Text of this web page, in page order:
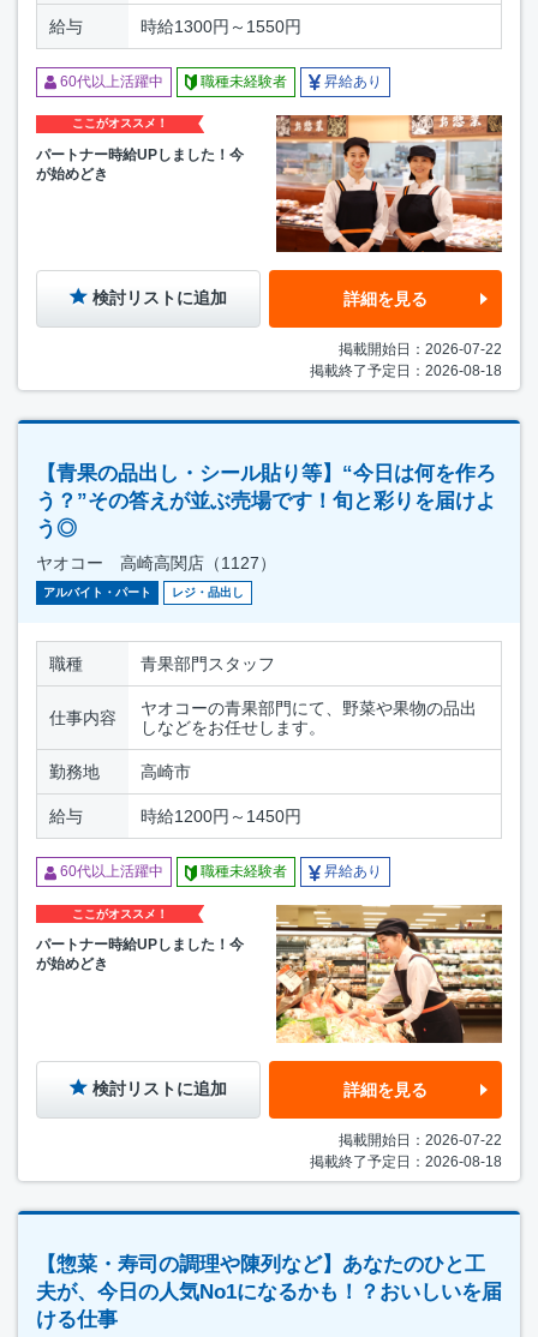
給与 時給1300円～1550円
60代以上活躍中 職種未経験者 昇給あり
ここがオススメ！
パートナー時給UPしました！今
が始めどき
検討リストに追加 詳細を見る
掲載開始日：2026-07-22
掲載終了予定日：2026-08-18
【青果の品出し・シール貼り等】“今日は何を作ろ
う？”その答えが並ぶ売場です！旬と彩りを届けよ
う◎
ヤオコー 高崎高関店（1127）
アルバイト・パート レジ・品出し
職種 青果部門スタッフ
仕事内容
ヤオコーの青果部門にて、野菜や果物の品出
しなどをお任せします。
勤務地 高崎市
給与 時給1200円～1450円
60代以上活躍中 職種未経験者 昇給あり
ここがオススメ！
パートナー時給UPしました！今
が始めどき
検討リストに追加 詳細を見る
掲載開始日：2026-07-22
掲載終了予定日：2026-08-18
【惣菜・寿司の調理や陳列など】あなたのひと工
夫が、今日の人気No1になるかも！？おいしいを届
ける仕事